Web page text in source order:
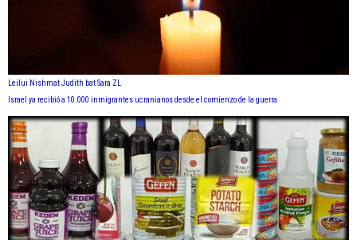
Leilui Nishmat Judith bat Sara ZL
Israel ya recibió a 10.000 inmigrantes ucranianos desde el comienzo de la guerra